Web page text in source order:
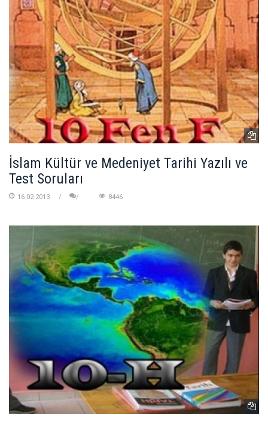
İslam Kültür ve Medeniyet Tarihi Yazılı ve
Test Soruları
16-02-2013 8446